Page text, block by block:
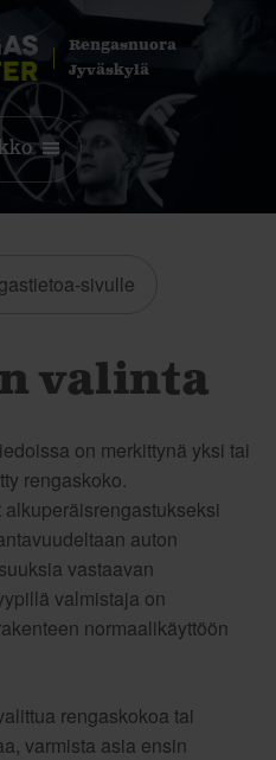
Rengasnuora
Jyväskylä
sivulle
valinta
on merkittynä yksi tai
rengaskoko.
auton
vastaavan
valmistaja on
normaalikäyttöön
rengaskokoa tai
varmista asia ensin